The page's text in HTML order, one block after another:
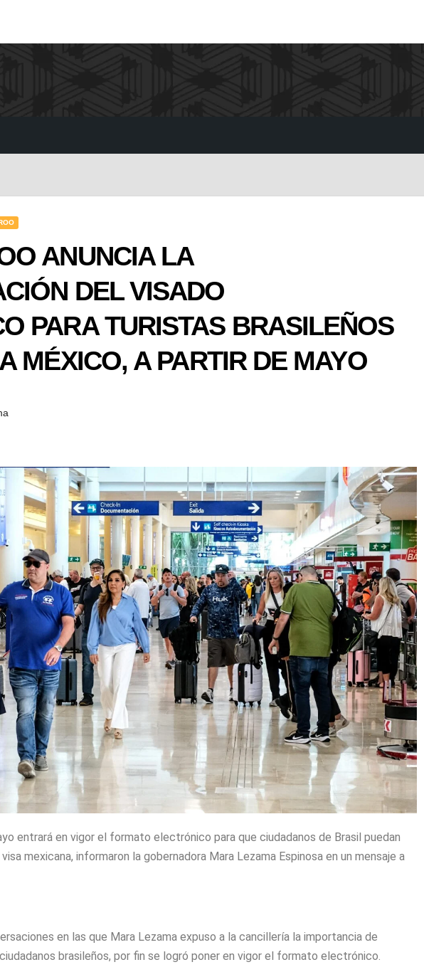
ANUNCIA LA
DEL VISADO
PARA TURISTAS BRASILEÑOS
MÉXICO, A PARTIR DE MAYO
entrará en vigor el formato electrónico para que ciudadanos de Brasil puedan
mexicana, informaron la gobernadora Mara Lezama Espinosa en un mensaje a
en las que Mara Lezama expuso a la cancillería la importancia de
brasileños, por fin se logró poner en vigor el formato electrónico.